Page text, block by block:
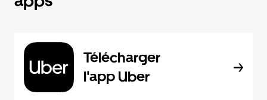
Télécharger
l'app Uber